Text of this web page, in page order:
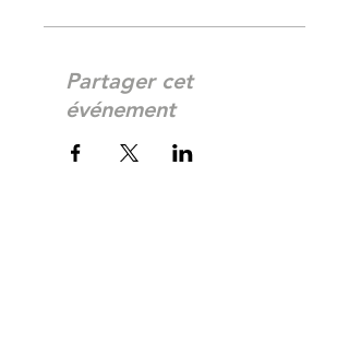
Partager cet
événement